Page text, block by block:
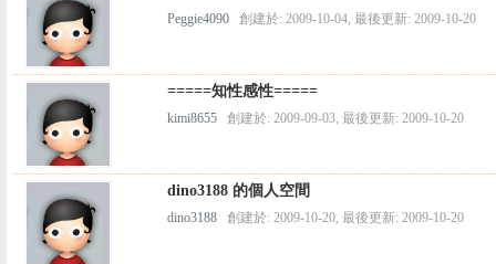
Peggie4090 創建於: 2009-10-04, 最後更新: 2009-10-20
=====知性感性=====
kimi8655 創建於: 2009-09-03, 最後更新: 2009-10-20
dino3188 的個人空間
dino3188 創建於: 2009-10-20, 最後更新: 2009-10-20